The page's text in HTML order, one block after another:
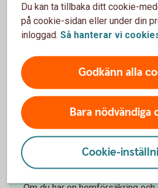
tio besök hos psykolog.
ID-försäkring
Vägledning och råd om ditt
kan även få ersättning för
100 000 kronor.
Du kan ta tillbaka ditt cookie-
på cookie-sidan eller under din
inloggad. Så hanterar vi
Godkänn alla
Bara nödvändiga
Cookie-